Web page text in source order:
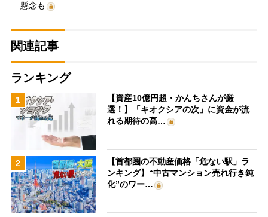
懸念も
関連記事
ランキング
1
【資産10億円超・かんちさんが厳
選！】「キオクシアの次」に資金が流
れる期待の高…
2
【首都圏の不動産価格「危ない駅」ラ
ンキング】“中古マンション売れ行き鈍
化”のワー…